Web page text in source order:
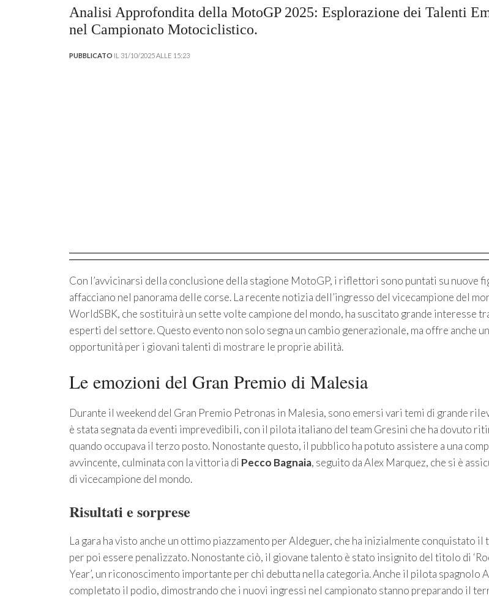
Analisi Approfondita della MotoGP 2025: Esplorazione dei Talenti
nel Campionato Motociclistico.
PUBBLICATO IL 31/10/2025 ALLE 15:23
Con l’avvicinarsi della conclusione della stagione MotoGP, i riflettori sono puntati su nuove
affacciano nel panorama delle corse. La recente notizia dell’ingresso del vicecampione del
WorldSBK, che sostituirà un sette volte campione del mondo, ha suscitato grande interesse
esperti del settore. Questo evento non solo segna un cambio generazionale, ma offre anche
opportunità per i giovani talenti di mostrare le proprie abilità.
Le emozioni del Gran Premio di Malesia
Durante il weekend del Gran Premio Petronas in Malesia, sono emersi vari temi di grande
è stata segnata da eventi imprevedibili, con il pilota italiano del team Gresini che ha dovuto
quando occupava il terzo posto. Nonostante questo, il pubblico ha potuto assistere a una
avvincente, culminata con la vittoria di Pecco Bagnaia, seguito da Alex Marquez, che si è
di vicecampione del mondo.
Risultati e sorprese
La gara ha visto anche un ottimo piazzamento per Aldeguer, che ha inizialmente conquistato il
per poi essere penalizzato. Nonostante ciò, il giovane talento è stato insignito del titolo di
Year’, un riconoscimento importante per chi debutta nella categoria. Anche il pilota spagnolo
completato il podio, dimostrando che i nuovi ingressi nel campionato stanno preparando il